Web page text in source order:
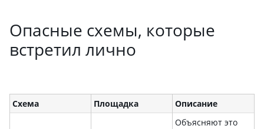
Опасные схемы, которые
встретил лично
Схема Площадка Описание
Объясняют это